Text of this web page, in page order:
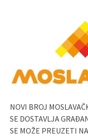
NOVI BROJ
SE DOSTAVLJA
SE MOŽE PREUZETI